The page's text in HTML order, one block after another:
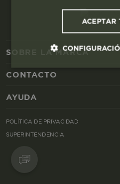
SOBRE LA MARCA
CONTACTO
AYUDA
POLÍTICA DE PRIVACIDAD
SUPERINTENDENCIA
ACEPTAR